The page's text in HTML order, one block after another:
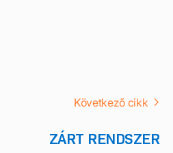
Következő cikk
ZÁRT RENDSZER